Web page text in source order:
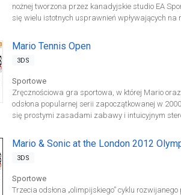
nożnej tworzona przez kanadyjskie studio EA
się wielu istotnych usprawnień wpływających na
Mario Tennis Open
3DS
Sportowe
Zręcznościowa gra sportowa, w której Mario
odsłona popularnej serii zapoczątkowanej w
się prostymi zasadami zabawy i intuicyjnym
Mario & Sonic at the London 2012
3DS
Sportowe
Trzecia odsłona „olimpijskiego” cyklu